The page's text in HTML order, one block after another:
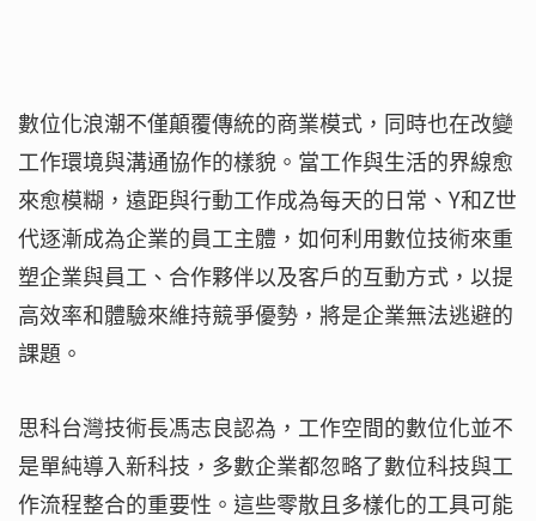
數位化浪潮不僅顛覆傳統的商業模式，同時也在改變
工作環境與溝通協作的樣貌。當工作與生活的界線愈
來愈模糊，遠距與行動工作成為每天的日常、Y和Z世
代逐漸成為企業的員工主體，如何利用數位技術來重
塑企業與員工、合作夥伴以及客戶的互動方式，以提
高效率和體驗來維持競爭優勢，將是企業無法逃避的
課題。
思科台灣技術長馮志良認為，工作空間的數位化並不
是單純導入新科技，多數企業都忽略了數位科技與工
作流程整合的重要性。這些零散且多樣化的工具可能